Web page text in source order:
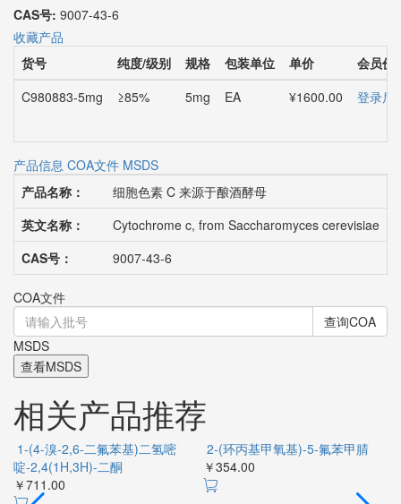
CAS号: 9007-43-6
收藏产品
货号
纯度/级别 规格 包装单位 单价
会员价
C980883-5mg
≥85% 5mg EA ¥1600.00 登录后
产品信息 COA文件 MSDS
产品名称：
细胞色素 C 来源于酿酒酵母
英文名称：
Cytochrome c, from Saccharomyces cerevisiae
CAS号：
9007-43-6
COA文件
查询COA
MSDS
查看MSDS
相关产品推荐
1-(4-溴-2,6-二氟苯基)二氢嘧
啶-2,4(1H,3H)-二酮
￥711.00
2-(环丙基甲氧基)-5-氟苯甲腈
￥354.00